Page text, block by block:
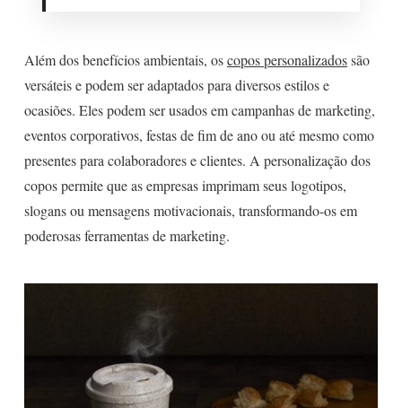
Além dos benefícios ambientais, oscopos personalizadossão
versáteis e podem ser adaptados para diversos estilos e
ocasiões. Eles podem ser usados em campanhas de marketing,
eventos corporativos, festas de fim de ano ou até mesmo como
presentes para colaboradores e clientes. A personalização dos
copos permite que as empresas imprimam seus logotipos,
slogans ou mensagens motivacionais, transformando-os em
poderosas ferramentas de marketing.